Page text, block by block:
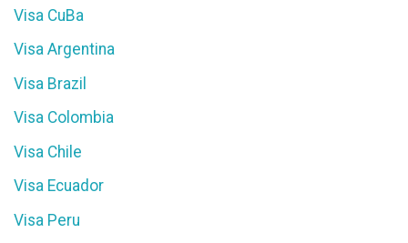
Visa CuBa
Visa Argentina
Visa Brazil
Visa Colombia
Visa Chile
Visa Ecuador
Visa Peru